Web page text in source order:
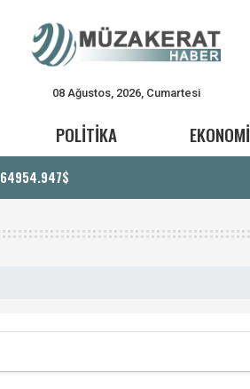
08 Ağustos, 2026, Cumartesi
POLİTİKA EKONOMİ
64954.947$